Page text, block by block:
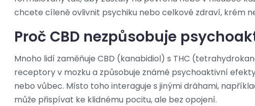
chcete cíleně ovlivnit psychiku nebo celkové zdraví, krém
Proč CBD nezpůsobuje
Mnoho lidí zaměňuje CBD (kanabidiol) s THC
receptory v mozku a způsobuje známé psychoaktivní
nebo vůbec. Místo toho interaguje s jinými dráhami,
může přispívat ke klidnému pocitu, ale bez opojení.